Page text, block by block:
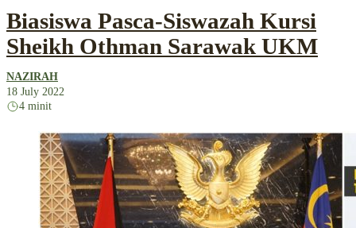
Biasiswa Pasca-Siswazah Kursi
Sheikh Othman Sarawak UKM
NAZIRAH
18 July 2022
4 minit